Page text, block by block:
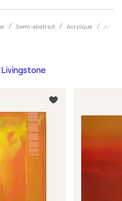
Semi-abstrait Acrylique